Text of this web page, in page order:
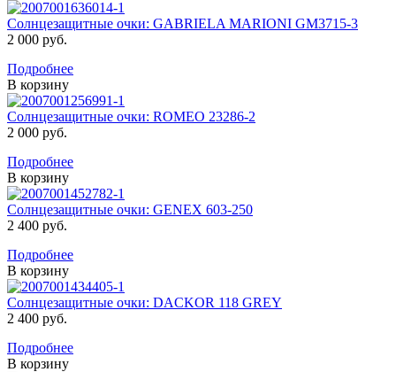
Солнцезащитные очки: GABRIELA MARIONI GM3715-3
2 000 руб.
Подробнее
В корзину
Солнцезащитные очки: ROMEO 23286-2
2 000 руб.
Подробнее
В корзину
Солнцезащитные очки: GENEX 603-250
2 400 руб.
Подробнее
В корзину
Солнцезащитные очки: DACKOR 118 GREY
2 400 руб.
Подробнее
В корзину